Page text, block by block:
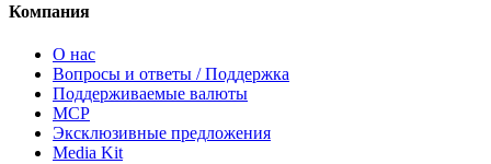
Компания
О нас
Вопросы и ответы / Поддержка
Поддерживаемые валюты
MCP
Эксклюзивные предложения
Media Kit